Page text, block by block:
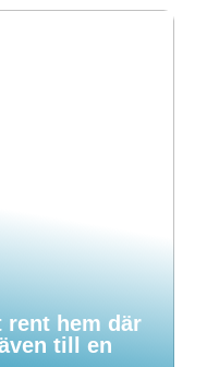
hem där
till en